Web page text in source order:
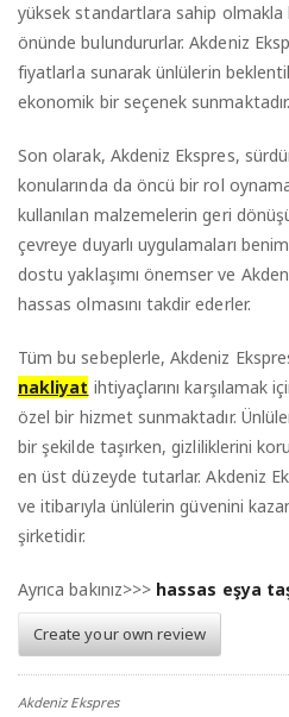
yüksek standartlara sahip
önünde bulundururlar. Akdeniz
fiyatlarla sunarak ünlülerin
ekonomik bir seçenek sunmaktadır.
Son olarak, Akdeniz Ekspres,
konularında da öncü bir rol
kullanılan malzemelerin geri
çevreye duyarlı uygulamaları
dostu yaklaşımı önemser ve
hassas olmasını takdir ederler.
Tüm bu sebeplerle, Akdeniz
nakliyat ihtiyaçlarını karşılamak
özel bir hizmet sunmaktadır.
bir şekilde taşırken, gizliliklerini
en üst düzeyde tutarlar. Akdeniz
ve itibarıyla ünlülerin güvenini
şirketidir.
Ayrıca bakınız>>> hassas eşya
Create your own review
Akdeniz Ekspres